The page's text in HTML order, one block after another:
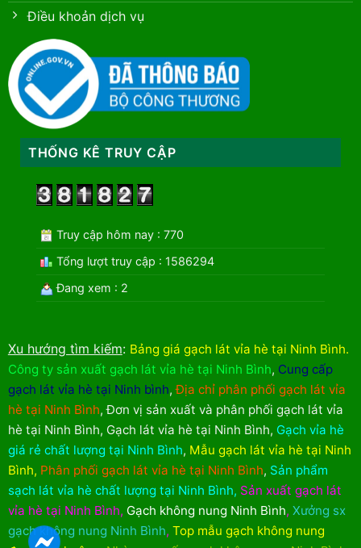
Điều khoản dịch vụ
THỐNG KÊ TRUY CẬP
Truy cập hôm nay : 770
Tổng lượt truy cập : 1586294
Đang xem : 2
Xu hướng tìm kiếm: Bảng giá gạch lát vỉa hè tại Ninh Bình.
Công ty sản xuất gạch lát vỉa hè tại Ninh Bình, Cung cấp
gạch lát vỉa hè tại Ninh bình,Địa chỉ phân phối gạch lát vỉa
hè tại Ninh Bình,Đơn vị sản xuất và phân phối gạch lát vỉa
hè tại Ninh Bình, Gạch lát vỉa hè tại Ninh Bình, Gạch vỉa hè
giá rẻ chất lượng tại Ninh Bình, Mẫu gạch lát vỉa hè tại Ninh
Bình, Phân phối gạch lát vỉa hè tại Ninh Bình, Sản phẩm
sạch lát vỉa hè chất lượng tại Ninh Bình, Sản xuất gạch lát
vỉa hè tại Ninh Bình, Gạch không nung Ninh Bình, Xưởng sx
gạch không nung Ninh Bình, Top mẫu gạch không nung